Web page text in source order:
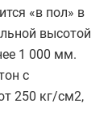
«в пол» в
высотой
1 000 мм.
с
250 кг/см2,